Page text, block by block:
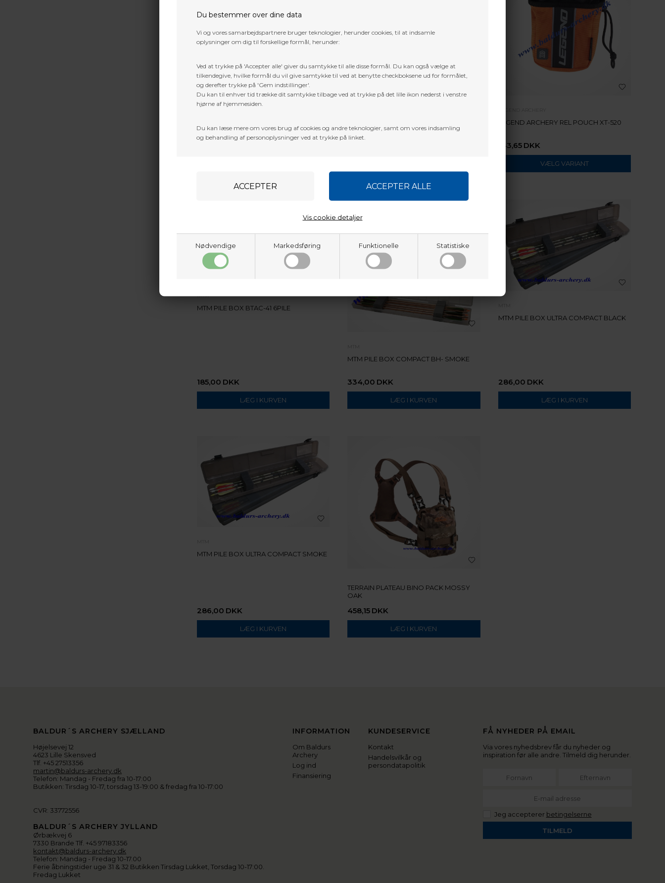
Du bestemmer over dine data
Vi og vores samarbejdspartnere bruger teknologier, herunder cookies, til at indsamle
oplysninger om dig til forskellige formål, herunder:
Ved at trykke på 'Accepter alle' giver du samtykke til alle disse formål. Du kan også vælge at
tilkendegive, hvilke formål du vil give samtykke til ved at benytte checkboksene ud for formålet,
og derefter trykke på 'Gem indstillinger'.
Du kan til enhver tid trække dit samtykke tilbage ved at trykke på det lille ikon nederst i venstre
hjørne af hjemmesiden.
Du kan læse mere om vores brug af cookies og andre teknologier, samt om vores indsamling
og behandling af personoplysninger ved at trykke på linket.
Nødvendige Markedsføring Funktionelle Statistiske
Vis cookie detaljer
LEGEND ARCHERY REL POUCH XT-520
143,65 DKK
VÆLG VARIANT
MTM
MTM PILE BOX BTAC-41 6PILE
185,00 DKK
MTM PILE BOX COMPACT BH- SMOKE
334,00 DKK
MTM PILE BOX ULTRA COMPACT BLACK
286,00 DKK
MTM PILE BOX ULTRA COMPACT SMOKE
286,00 DKK
TERRAIN PLATEAU BINO PACK MOSSY
OAK
458,15 DKK
BALDUR´S ARCHERY SJÆLLAND
Højelsevej 12
4623 Lille Skensved
Tlf. +45 27513356
martin@baldurs-archery.dk
Telefon: Mandag - Fredag fra 10-17:00
Butikken: Tirsdag 10-17, torsdag 13-19:00 & fredag fra 10-17:00
CVR: 33772556
BALDUR´S ARCHERY JYLLAND
Ørbækvej 6
7330 Brande Tlf. +45 97183356
kontakt@baldurs-archery.dk
Telefon: Mandag - Fredag 10-17.00
Ferie åbningstider uge 31 & 32 Butikken Tirsdag Lukket, Torsdag 10-17:00.
Fredag Lukket
INFORMATION
Om Baldurs
Archery
Log ind
Finansiering
KUNDESERVICE
Kontakt
Handelsvilkår og
persondatapolitik
FÅ NYHEDER PÅ EMAIL
Via vores nyhedsbrev får du nyheder og
inspiration før alle andre. Tilmeld dig herunder.
Jeg accepterer betingelserne